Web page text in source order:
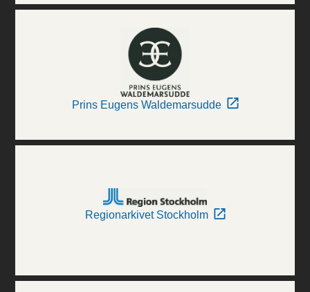
Prins Eugens Waldemarsudde
Regionarkivet Stockholm